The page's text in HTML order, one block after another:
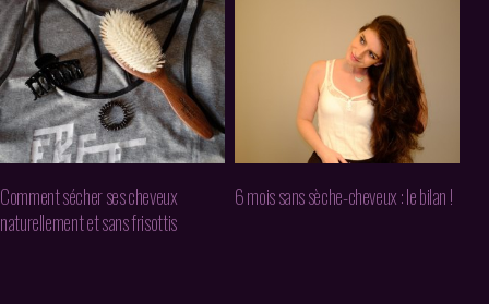
Comment sécher ses cheveux
naturellement et sans frisottis
6 mois sans sèche-cheveux : le bilan !